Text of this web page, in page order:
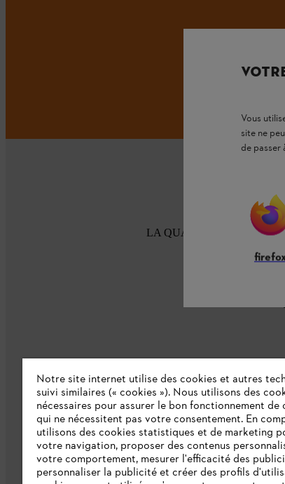
LA QUALITÉ STIHL
L'Entreprise
Collections STIHL
Qui sommes-nous ?
Vous
site ne
de passer
Notre site internet utilise des cookies et autres
suivi similaires (« cookies »). Nous utilisons des
nécessaires pour assurer le bon fonctionnement
qui ne nécessitent pas votre consentement. En
utilisons des cookies statistiques et de marketing
votre navigation, proposer des contenus
votre comportement, mesurer l'efficacité des
personnaliser la publicité et créer des profils